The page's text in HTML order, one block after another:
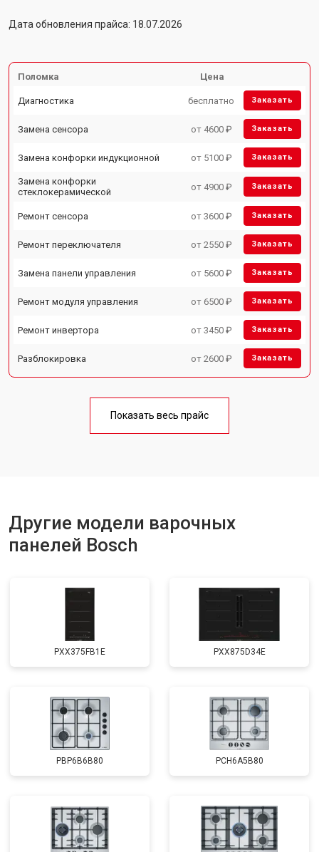
Дата обновления прайса: 18.07.2026
Поломка Цена
Диагностика бесплатно Заказать
Замена сенсора от 4600 ₽ Заказать
Замена конфорки индукционной от 5100 ₽ Заказать
Замена конфорки
стеклокерамической
от 4900 ₽ Заказать
Ремонт сенсора от 3600 ₽ Заказать
Ремонт переключателя от 2550 ₽ Заказать
Замена панели управления от 5600 ₽ Заказать
Ремонт модуля управления от 6500 ₽ Заказать
Ремонт инвертора от 3450 ₽ Заказать
Разблокировка от 2600 ₽ Заказать
Показать весь прайс
Другие модели варочных
панелей Bosch
PXX375FB1E PXX875D34E
PBP6B6B80 PCH6A5B80